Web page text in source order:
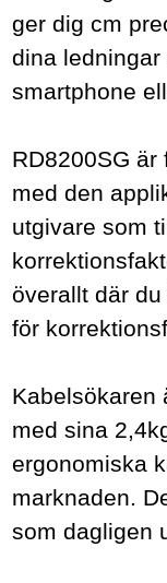
ger dig cm
dina ledningar
smartphone
RD8200SG
med den
utgivare som
överallt där
för
Kabelsökaren
med sina
ergonomiska
marknaden.
som dagligen